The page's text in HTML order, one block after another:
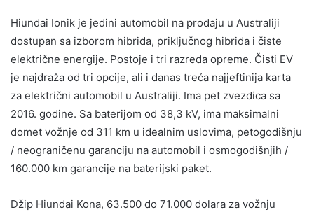
Hiundai Ionik je jedini automobil na prodaju u Australiji
dostupan sa izborom hibrida, priključnog hibrida i čiste
električne energije. Postoje i tri razreda opreme. Čisti EV
je najdraža od tri opcije, ali i danas treća najjeftinija karta
za električni automobil u Australiji. Ima pet zvezdica sa
2016. godine. Sa baterijom od 38,3 kV, ima maksimalni
domet vožnje od 311 km u idealnim uslovima, petogodišnju
/ neograničenu garanciju na automobil i osmogodišnjih /
160.000 km garancije na baterijski paket.
Džip Hiundai Kona, 63.500 do 71.000 dolara za vožnju